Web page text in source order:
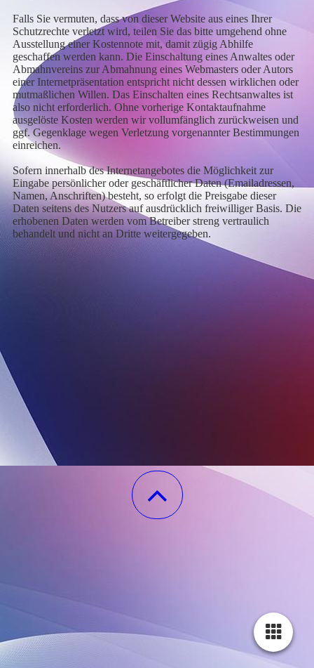
Falls Sie vermuten, dass von dieser Website aus eines Ihrer
Schutzrechte verletzt wird, teilen Sie das bitte umgehend ohne
Ausstellung einer Kostennote mit, damit zügig Abhilfe
geschaffen werden kann. Die Einschaltung eines Anwaltes oder
Abmahnvereins zur Abmahnung eines Webmasters oder Autors
einer Internetpräsentation entspricht nicht dessen wirklichen oder
mutmaßlichen Willen. Das Einschalten eines Rechtsanwaltes ist
also nicht erforderlich. Ohne vorherige Kontaktaufnahme
ausgelöste Kosten werden wir vollumfänglich zurückweisen und
ggf. Gegenklage wegen Verletzung vorgenannter Bestimmungen
einreichen.
Sofern innerhalb des Internetangebotes die Möglichkeit zur
Eingabe persönlicher oder geschäftlicher Daten (Emailadressen,
Namen, Anschriften) besteht, so erfolgt die Preisgabe dieser
Daten seitens des Nutzers auf ausdrücklich freiwilliger Basis. Die
erhobenen Daten werden vom Betreiber streng vertraulich
behandelt und nicht an Dritte weitergegeben.